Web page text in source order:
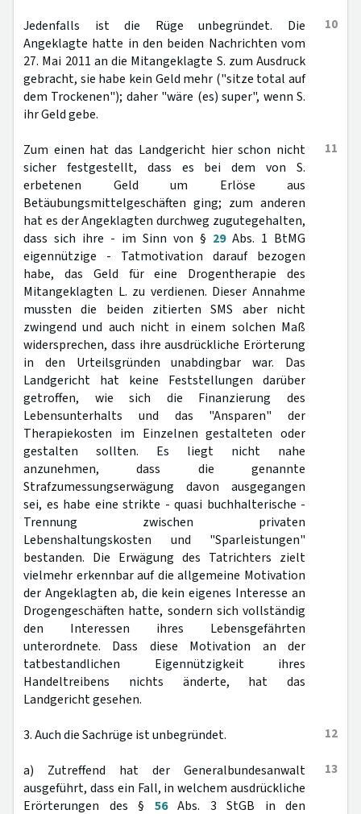
10
Jedenfalls ist die Rüge unbegründet. Die
Angeklagte hatte in den beiden Nachrichten vom
27. Mai 2011 an die Mitangeklagte S. zum Ausdruck
gebracht, sie habe kein Geld mehr ("sitze total auf
dem Trockenen"); daher "wäre (es) super", wenn S.
ihr Geld gebe.
11
Zum einen hat das Landgericht hier schon nicht
sicher festgestellt, dass es bei dem von S.
erbetenen Geld um Erlöse aus
Betäubungsmittelgeschäften ging; zum anderen
hat es der Angeklagten durchweg zugutegehalten,
dass sich ihre - im Sinn von § 29Abs. 1 BtMG
eigennützige - Tatmotivation darauf bezogen
habe, das Geld für eine Drogentherapie des
Mitangeklagten L. zu verdienen. Dieser Annahme
mussten die beiden zitierten SMS aber nicht
zwingend und auch nicht in einem solchen Maß
widersprechen, dass ihre ausdrückliche Erörterung
in den Urteilsgründen unabdingbar war. Das
Landgericht hat keine Feststellungen darüber
getroffen, wie sich die Finanzierung des
Lebensunterhalts und das "Ansparen" der
Therapiekosten im Einzelnen gestalteten oder
gestalten sollten. Es liegt nicht nahe
anzunehmen, dass die genannte
Strafzumessungserwägung davon ausgegangen
sei, es habe eine strikte - quasi buchhalterische -
Trennung zwischen privaten
Lebenshaltungskosten und "Sparleistungen"
bestanden. Die Erwägung des Tatrichters zielt
vielmehr erkennbar auf die allgemeine Motivation
der Angeklagten ab, die kein eigenes Interesse an
Drogengeschäften hatte, sondern sich vollständig
den Interessen ihres Lebensgefährten
unterordnete. Dass diese Motivation an der
tatbestandlichen Eigennützigkeit ihres
Handeltreibens nichts änderte, hat das
Landgericht gesehen.
12
3. Auch die Sachrüge ist unbegründet.
13
a) Zutreffend hat der Generalbundesanwalt
ausgeführt, dass ein Fall, in welchem ausdrückliche
Erörterungen des § 56Abs. 3 StGB in den